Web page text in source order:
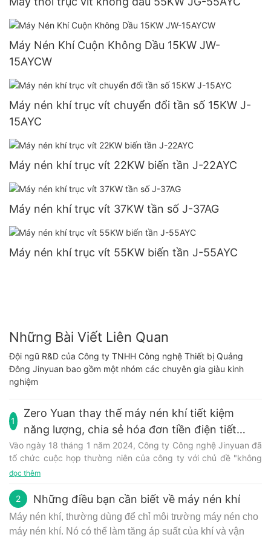
Máy Nén Khí Cuộn Không Dầu 15KW JW-
15AYCW
Máy nén khí trục vít chuyển đổi tần số 15KW J-
15AYC
Máy nén khí trục vít 22KW biến tần J-22AYC
Máy nén khí trục vít 37KW tần số J-37AG
Máy nén khí trục vít 55KW biến tần J-55AYC
Những Bài Viết Liên Quan
Đội ngũ R&D của Công ty TNHH Công nghệ Thiết bị Quảng
Đông Jinyuan bao gồm một nhóm các chuyên gia giàu kinh
nghiệm
1
Zero Yuan thay thế máy nén khí tiết kiệm
năng lượng, chia sẻ hóa đơn tiền điện tiết
kiệm năng lượng
Vào ngày 18 tháng 1 năm 2024, Công ty Công nghệ Jinyuan đã
tổ chức cuộc họp thường niên của công ty với chủ đề "không
nhân dân tệ thay thế máy nén khí tiết kiệm năng lượng, chia sẻ
Sau khi cuộc họp bắt đầu, giám đốc nhà máy trước tiên tóm tắt
tình hình của công ty trong năm 2023, đồng thời mong đợi
trọng tâm và phương hướng phát triển trong tương lai vào năm
2024.
đọc thêm
2 Những điều bạn cần biết về máy nén khí
Máy nén khí, thường dùng để chỉ môi trường máy nén cho
máy nén khí. Nó có thể làm tăng áp suất của khí và vận